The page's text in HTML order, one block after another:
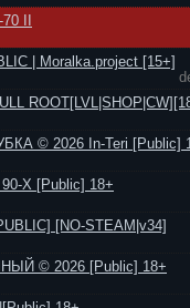
II
| Moralka.project [15+]
© 2026 In-Teri [Public]
Х [Public] 18+
[NO-STEAM|v34]
© 2026 [Public] 18+